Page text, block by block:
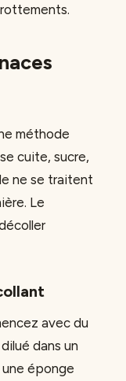
méthode
cuite, sucre,
ne se traitent
Le
avec du
dans un
éponge